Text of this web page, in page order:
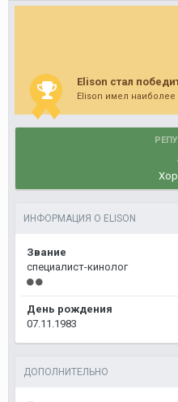
12
Elison стал
Elison имел наиболее
ИНФОРМАЦИЯ О ELISON
Звание
специалист-кинолог
День рождения
07.11.1983
ДОПОЛНИТЕЛЬНО